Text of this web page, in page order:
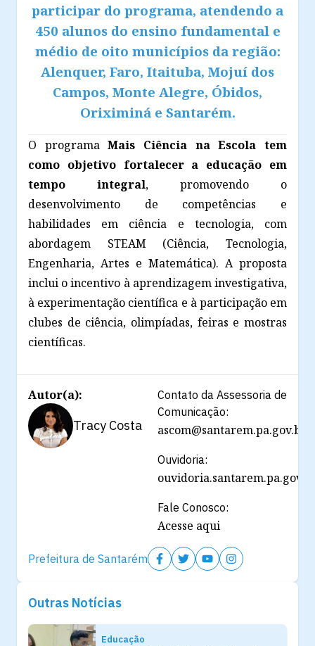
participar do programa, atendendo a
450 alunos do ensino fundamental e
médio de oito municípios da região:
Alenquer, Faro, Itaituba, Mojuí dos
Campos, Monte Alegre, Óbidos,
Oriximiná e Santarém.
O programaMais Ciência na Escola tem
como objetivo fortalecer a educação em
tempo integral, promovendo o
desenvolvimento de competências e
habilidades em ciência e tecnologia, com
abordagem STEAM (Ciência, Tecnologia,
Engenharia, Artes e Matemática). A proposta
inclui o incentivo à aprendizagem investigativa,
à experimentação científica e à participação em
clubes de ciência, olimpíadas, feiras e mostras
científicas.
Autor(a):
Tracy Costa
Contato da Assessoria de
Comunicação:
ascom@santarem.pa.gov.br
Ouvidoria:
Fale Conosco:
Acesse aqui
Prefeitura de Santarém
Outras Notícias
Educação